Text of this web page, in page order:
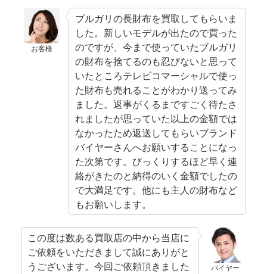
お客様
ブルガリの長財布を買取してもらいま
した。新しいモデルが出たので買った
のですが、今まで使っていたブルガリ
の財布を捨てるのも忍びないと思って
いたところテレビコマーシャルで使っ
た財布も売れることがわかり送ってみ
ました。返事がくるまですごく待たさ
れましたが思っていた以上の金額では
なかったため返送してもらいブランド
バイヤーさんへお願いすることになっ
た次第です。びっくりするほど早く連
絡がきたのと納得のいく金額でしたの
で大満足です。他にも主人の財布など
もお願いします。
バイヤー
この度は数ある買取店の中から当店に
ご依頼をいただきまして誠にありがと
うございます。今回ご依頼頂きました